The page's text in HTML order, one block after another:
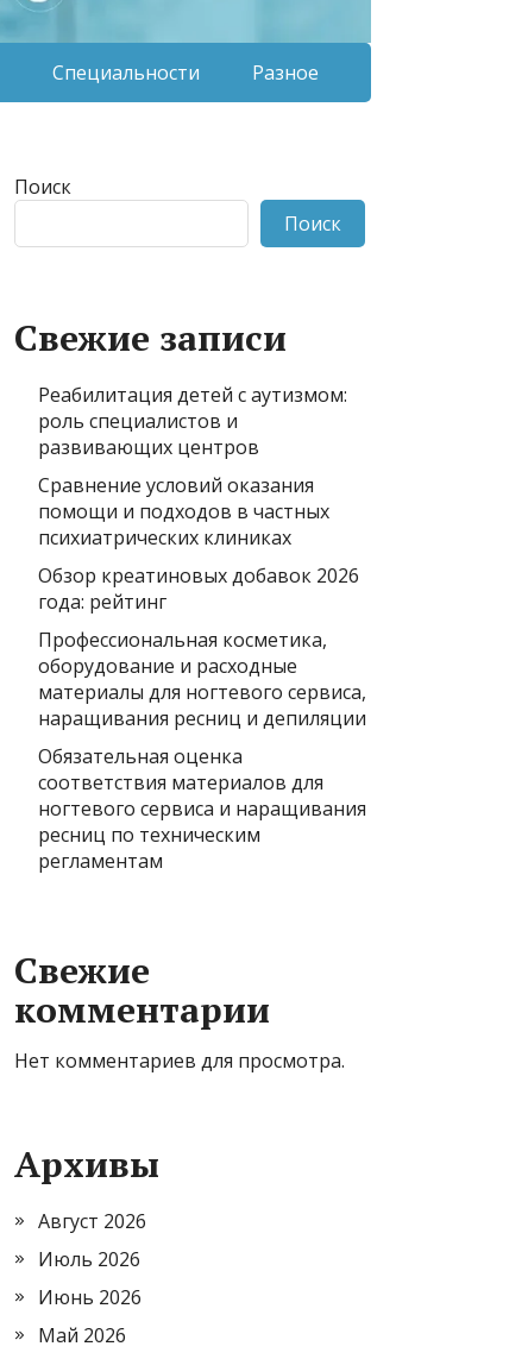
Специальности Разное
Поиск
Поиск
Свежие записи
Реабилитация детей с аутизмом:
роль специалистов и
развивающих центров
Сравнение условий оказания
помощи и подходов в частных
психиатрических клиниках
Обзор креатиновых добавок 2026
года: рейтинг
Профессиональная косметика,
оборудование и расходные
материалы для ногтевого сервиса,
наращивания ресниц и депиляции
Обязательная оценка
соответствия материалов для
ногтевого сервиса и наращивания
ресниц по техническим
регламентам
Свежие
комментарии
Нет комментариев для просмотра.
Архивы
Август 2026
Июль 2026
Июнь 2026
Май 2026